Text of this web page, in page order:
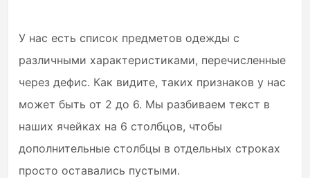
У нас есть список предметов одежды с
различными характеристиками, перечисленные
через дефис. Как видите, таких признаков у нас
может быть от 2 до 6. Мы разбиваем текст в
наших ячейках на 6 столбцов, чтобы
дополнительные столбцы в отдельных строках
просто оставались пустыми.